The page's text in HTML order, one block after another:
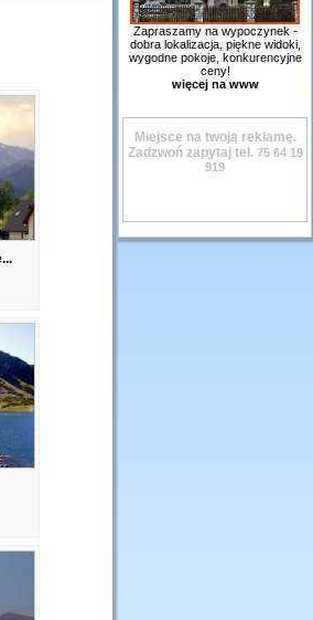
Zapraszamy na wypoczynek -
dobra lokalizacja, piękne widoki,
wygodne pokoje, konkurencyjne
ceny!
więcej na www
Miejsce na twoją reklamę.
Zadzwoń zapytaj tel. 75 64 19
919